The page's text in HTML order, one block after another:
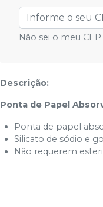
Não sei o meu CEP
Descrição:
Ponta de Papel
Ponta de papel
Silicato de sódio e
Não requerem